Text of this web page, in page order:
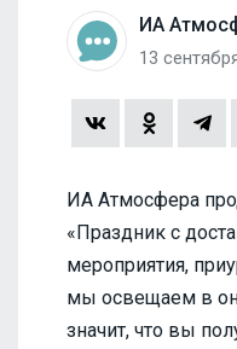
ИА
13
ИА Атмосфера
«Праздник с
мероприятия,
мы освещаем в
значит, что вы